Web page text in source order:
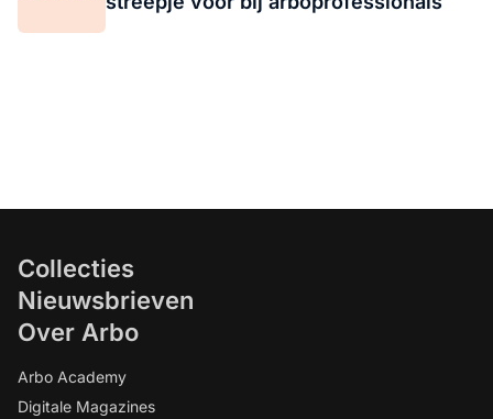
Collecties
Nieuwsbrieven
Over Arbo
Arbo Academy
Digitale Magazines